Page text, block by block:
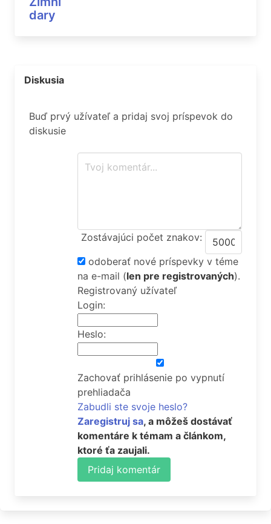
dary
Diskusia
Buď prvý užívateľ a pridaj svoj príspevok do
diskusie
Zostávajúci počet znakov:
odoberať nové príspevky v téme
na e-mail (len pre registrovaných).
Registrovaný užívateľ
Login:
Heslo:
Zachovať prihlásenie po vypnutí
prehliadača
Zabudli ste svoje heslo?
Zaregistruj sa, a môžeš dostávať
komentáre k témam a článkom,
ktoré ťa zaujali.
Pridaj komentár